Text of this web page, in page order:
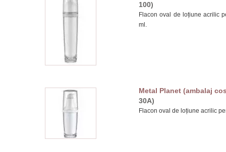
100)
Flacon oval de loțiune acrilic
ml.
Metal Planet (ambalaj
30A)
Flacon oval de loțiune acrilic